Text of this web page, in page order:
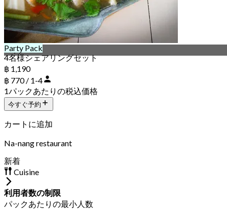
16日 left
Party Pack
4名様シェアリングセット
฿ 1,190
฿ 770 / 1-4
1パックあたりの税込価格
今すぐ予約
カートに追加
Na-nang restaurant
新着
Cuisine
利用者数の制限
パックあたりの最小人数